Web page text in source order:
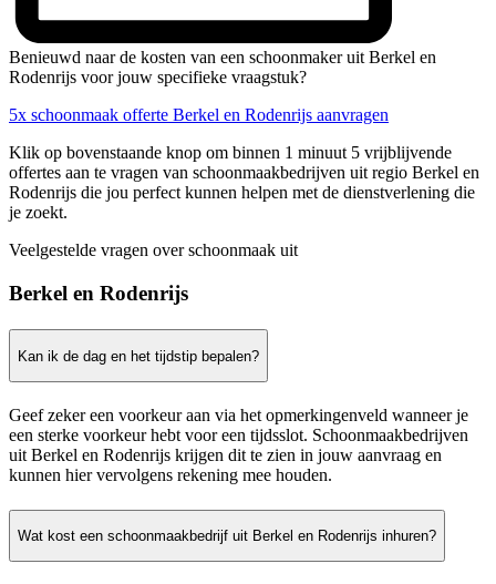
Benieuwd naar de kosten van een schoonmaker uit Berkel en
Rodenrijs voor jouw specifieke vraagstuk?
5x schoonmaak offerte Berkel en Rodenrijs aanvragen
Klik op bovenstaande knop om binnen 1 minuut 5 vrijblijvende
offertes aan te vragen van schoonmaakbedrijven uit regio Berkel en
Rodenrijs die jou perfect kunnen helpen met de dienstverlening die
je zoekt.
Veelgestelde vragen over schoonmaak uit
Berkel en Rodenrijs
Kan ik de dag en het tijdstip bepalen?
Geef zeker een voorkeur aan via het opmerkingenveld wanneer je
een sterke voorkeur hebt voor een tijdsslot. Schoonmaakbedrijven
uit Berkel en Rodenrijs krijgen dit te zien in jouw aanvraag en
kunnen hier vervolgens rekening mee houden.
Wat kost een schoonmaakbedrijf uit Berkel en Rodenrijs inhuren?